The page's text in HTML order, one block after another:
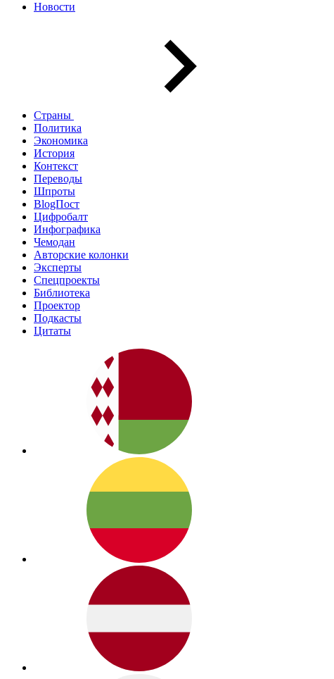
Новости
Страны
Политика
Экономика
История
Контекст
Переводы
Шпроты
BlogПост
Цифробалт
Инфографика
Чемодан
Авторские колонки
Эксперты
Спецпроекты
Библиотека
Проектор
Подкасты
Цитаты